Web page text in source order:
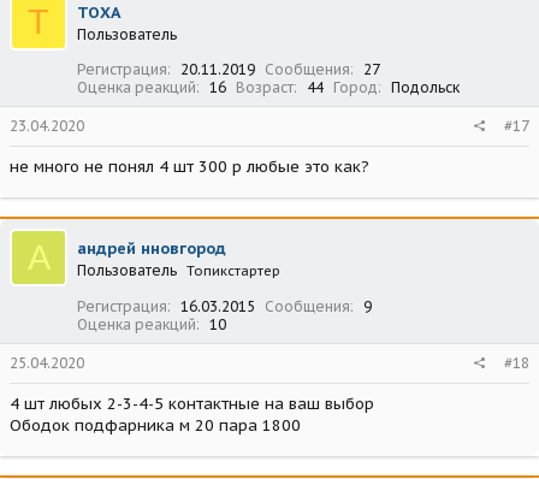
Т ТОХА
Пользователь
Регистрация
20.11.2019 Сообщения
27
Оценка реакций
16 Возраст 44 Город Подольск
23.04.2020 #17
не много не понял 4 шт 300 р любые это как?
А андрей нновгород
Пользователь Топикстартер
Регистрация 16.03.2015 Сообщения
9
Оценка реакций
10
25.04.2020 #18
4 шт любых 2-3-4-5 контактные на ваш выбор
Ободок подфарника м 20 пара 1800